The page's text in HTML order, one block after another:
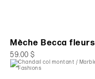
Mèche Becca fleurs
59.00 $